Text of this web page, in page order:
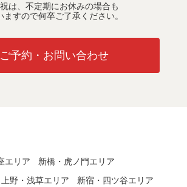
は、不定期にお休みの場合も
ますので何卒ご了承ください。
ご予約・お問い合わせ
エリア
新橋・虎ノ門エリア
上野・浅草エリア
新宿・四ツ谷エリア